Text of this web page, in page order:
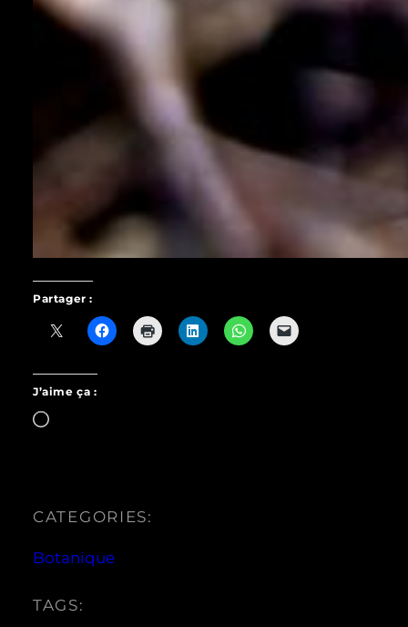
Partager :
J’aime ça :
Chargement…
CATEGORIES:
Botanique
TAGS: